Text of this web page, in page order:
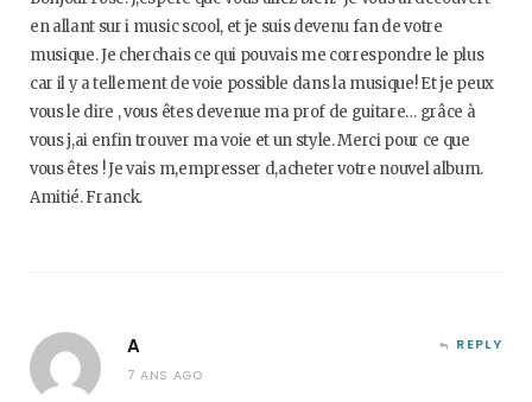
en allant sur i music scool, et je suis devenu fan de votre
musique. Je cherchais ce qui pouvais me correspondre le plus
car il y a tellement de voie possible dans la musique! Et je peux
vous le dire , vous êtes devenue ma prof de guitare… grâce à
vous j,ai enfin trouver ma voie et un style. Merci pour ce que
vous êtes ! Je vais m,empresser d,acheter votre nouvel album.
Amitié. Franck.
A
7 ANS AGO
REPLY